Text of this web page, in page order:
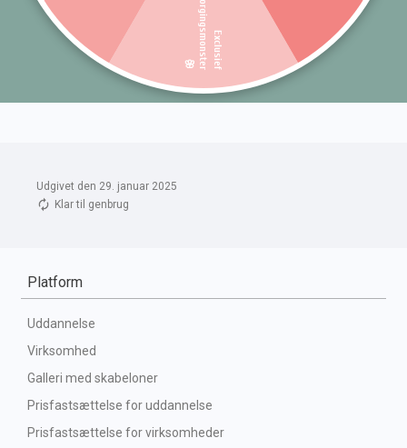
Udgivet den 29. januar 2025
Klar til genbrug
Platform
Uddannelse
Virksomhed
Galleri med skabeloner
Prisfastsættelse for uddannelse
Prisfastsættelse for virksomheder